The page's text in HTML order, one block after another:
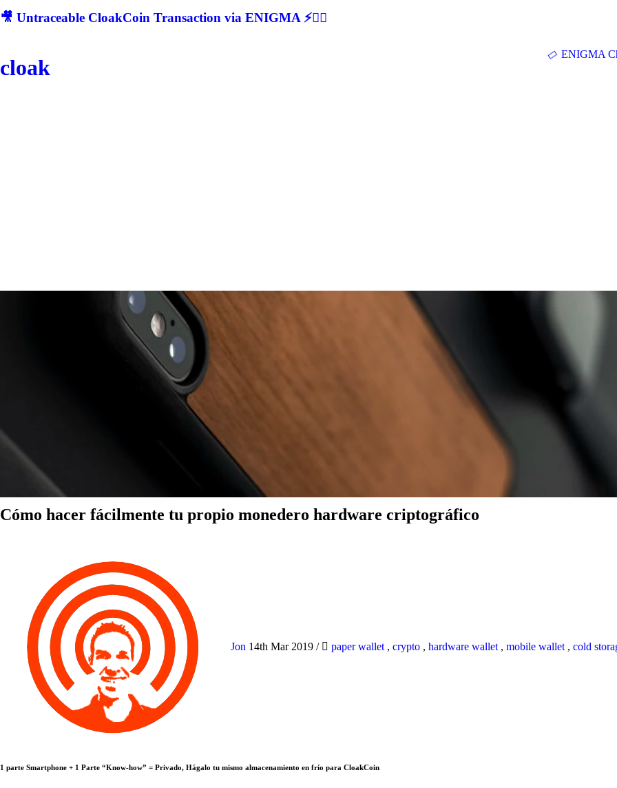
🎥 Untraceable CloakCoin Transaction via ENIGMA ⚡🕵‍♂
cloak
ENIGMA
Cómo hacer fácilmente tu propio monedero hardware criptográfico
Jon 14th Mar 2019 / paper wallet , crypto , hardware wallet , mobile wallet , cold
1 parte Smartphone + 1 Parte “Know-how” = Privado, Hágalo tu mismo almacenamiento en frío para CloakCoin